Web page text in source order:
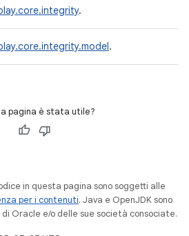
.
.
pagina è stata utile?
in questa pagina sono soggetti alle
per i contenuti. Java e OpenJDK sono
Oracle e/o delle sue società consociate.